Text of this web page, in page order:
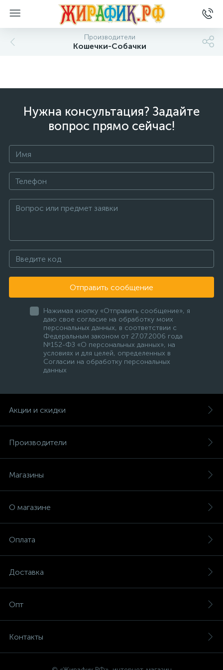
Производители
Кошечки-Собачки
Нужна консультация? Задайте
вопрос прямо сейчас!
Отправить сообщение
Нажимая кнопку «Отправить сообщение», я
даю свое согласие на обработку моих
персональных данных, в соответствии с
Федеральным законом от 27.07.2006 года
№152-ФЗ «О персональных данных», на
условиях и для целей, определенных в
Согласии на обработку персональных
данных
Акции и скидки
Производители
Магазины
О магазине
Оплата
Доставка
Опт
Контакты